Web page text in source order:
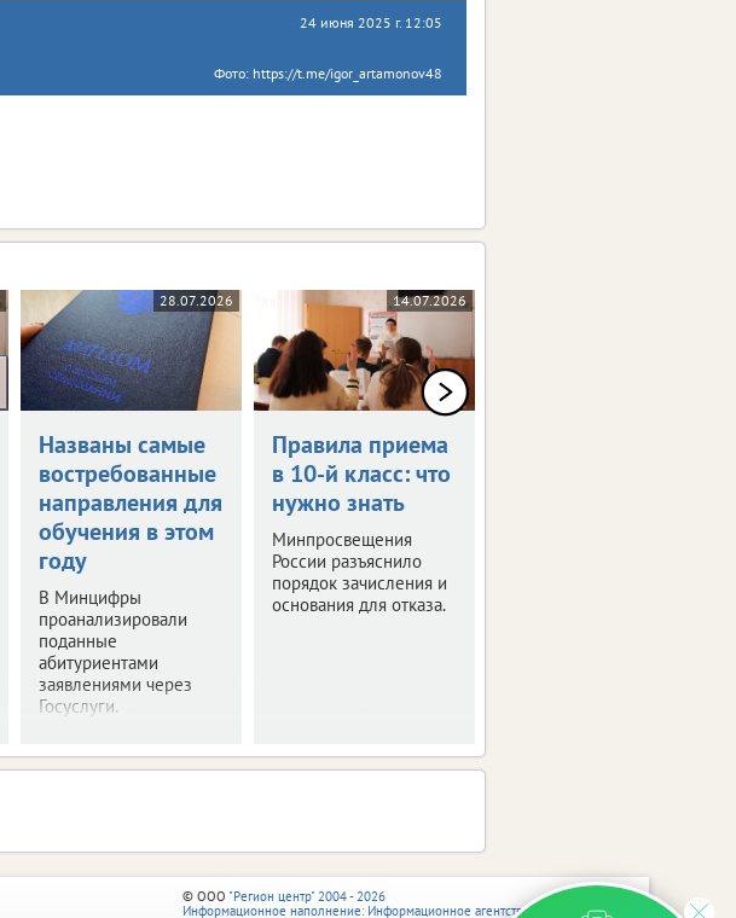
24 июня 2025 г. 12:05
Фото: https://t.me/igor_artamonov48
28.07.2026
Названы самые
востребованные
направления для
обучения в этом
году
В Минцифры
проанализировали
поданные
абитуриентами
заявлениями через
Госуслуги.
14.07.2026
Правила приема
в 10-й класс: что
нужно знать
Минпросвещения
России разъяснило
порядок зачисления и
основания для отказа.
© ООО "Регион центр" 2004 - 2026
Информационное наполнение: Информационное агентство vRossii.ru